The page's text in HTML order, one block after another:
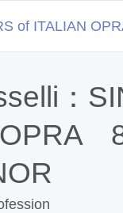
of ITALIAN
：